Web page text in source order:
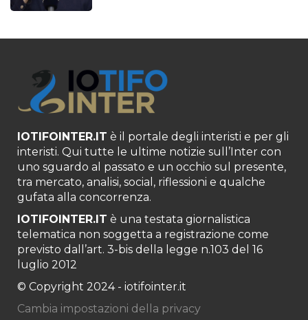
IOTIFOINTER.IT è il portale degli interisti e per gli
interisti. Qui tutte le ultime notizie sull’Inter con
uno sguardo al passato e un occhio sul presente,
tra mercato, analisi, social, riflessioni e qualche
gufata alla concorrenza.
IOTIFOINTER.IT è una testata giornalistica
telematica non soggetta a registrazione come
previsto dall’art. 3-bis della legge n.103 del 16
luglio 2012
© Copyright 2024 - iotifointer.it
Cambia impostazioni della privacy